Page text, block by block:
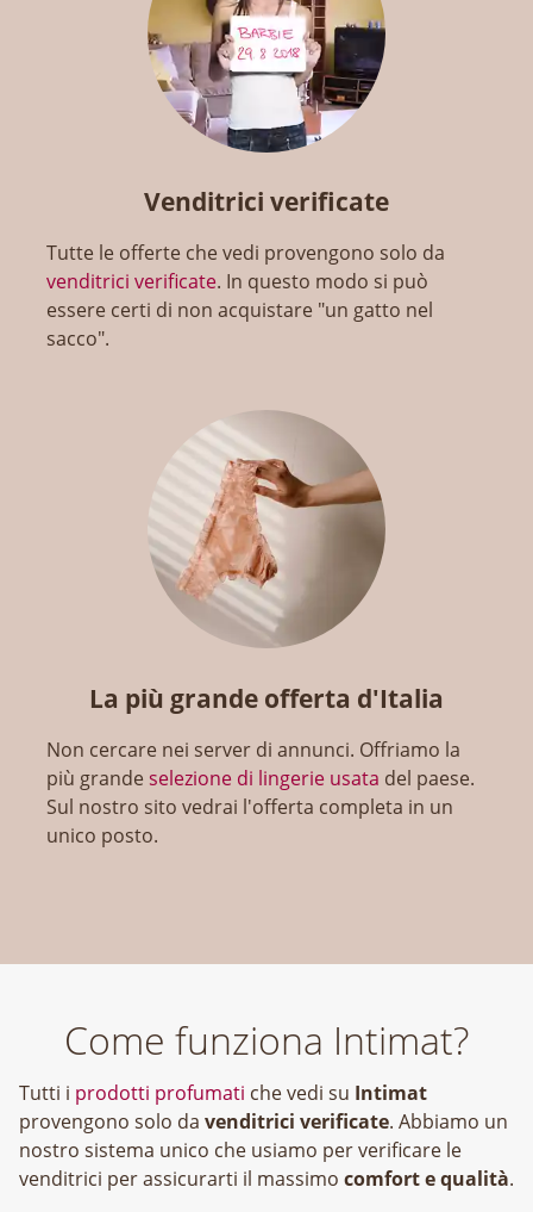
Venditrici verificate
Tutte le offerte che vedi provengono solo da
venditrici verificate. In questo modo si può
essere certi di non acquistare "un gatto nel
sacco".
La più grande offerta d'Italia
Non cercare nei server di annunci. Offriamo la
più grandeselezione di lingerie usata del paese.
Sul nostro sito vedrai l'offerta completa in un
unico posto.
Come funziona Intimat?
Tutti i prodotti profumati che vedi su Intimat
provengono solo da venditrici verificate. Abbiamo un
nostro sistema unico che usiamo per verificare le
venditrici per assicurarti il massimo comfort e qualità.